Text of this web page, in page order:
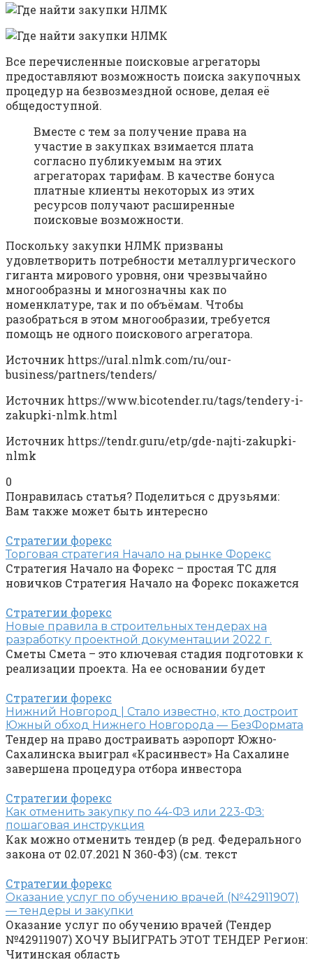
Все перечисленные поисковые агрегаторы
предоставляют возможность поиска закупочных
процедур на безвозмездной основе, делая её
общедоступной.
Вместе с тем за получение права на
участие в закупках взимается плата
согласно публикуемым на этих
агрегаторах тарифам. В качестве бонуса
платные клиенты некоторых из этих
ресурсов получают расширенные
поисковые возможности.
Поскольку закупки НЛМК призваны
удовлетворить потребности металлургического
гиганта мирового уровня, они чрезвычайно
многообразны и многозначны как по
номенклатуре, так и по объёмам. Чтобы
разобраться в этом многообразии, требуется
помощь не одного поискового агрегатора.
Источник https://ural.nlmk.com/ru/our-
business/partners/tenders/
Источник https://www.bicotender.ru/tags/tendery-i-
zakupki-nlmk.html
Источник https://tendr.guru/etp/gde-najti-zakupki-
nlmk
0
Понравилась статья? Поделиться с друзьями:
Вам также может быть интересно
Стратегии форекс
Торговая стратегия Начало на рынке Форекс
Стратегия Начало на Форекс – простая ТС для
новичков Стратегия Начало на Форекс покажется
Стратегии форекс
Новые правила в строительных тендерах на
разработку проектной документации 2022 г.
Сметы Смета – это ключевая стадия подготовки к
реализации проекта. На ее основании будет
Стратегии форекс
Нижний Новгород | Стало известно, кто достроит
Южный обход Нижнего Новгорода — БезФормата
Тендер на право достраивать аэропорт Южно-
Сахалинска выиграл «Красинвест» На Сахалине
завершена процедура отбора инвестора
Стратегии форекс
Как отменить закупку по 44-ФЗ или 223-ФЗ:
пошаговая инструкция
Как можно отменить тендер (в ред. Федерального
закона от 02.07.2021 N 360-ФЗ) (см. текст
Стратегии форекс
Оказание услуг по обучению врачей (№42911907)
— тендеры и закупки
Оказание услуг по обучению врачей (Тендер
№42911907) ХОЧУ ВЫИГРАТЬ ЭТОТ ТЕНДЕР Регион:
Читинская область